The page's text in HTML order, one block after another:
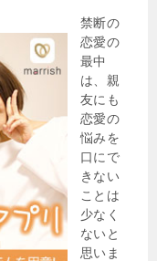
禁断の
恋愛の
最中
は、親
友にも
恋愛の
悩みを
口にで
きない
ことは
少なく
ないと
思いま